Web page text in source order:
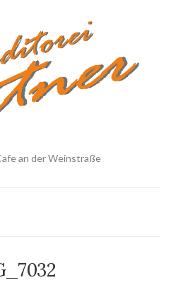
an der Weinstraße